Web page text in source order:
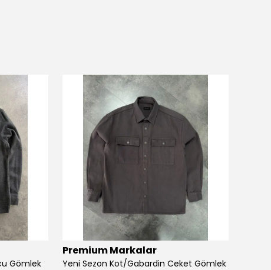
Gömlek
Premium Markalar
Yeni Sezon Kot/Gabardin Ceket Gömlek